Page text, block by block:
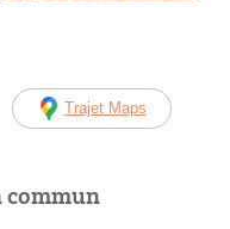
Trajet Maps